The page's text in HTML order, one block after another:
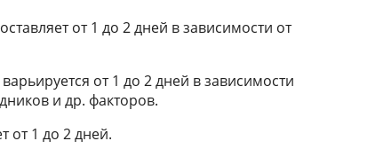
от 1 до 2 дней в зависимости от
от 1 до 2 дней в зависимости
и др. факторов.
от 1 до 2 дней.